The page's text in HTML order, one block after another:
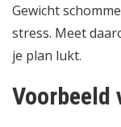
Gewicht
stress. Meet
je plan lukt.
Voorbeeld